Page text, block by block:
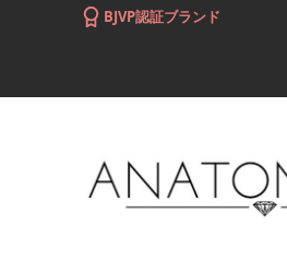
BJVP認証ブランド